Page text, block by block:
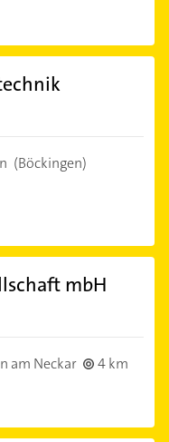
(Böckingen)
mbH
am Neckar
4 km